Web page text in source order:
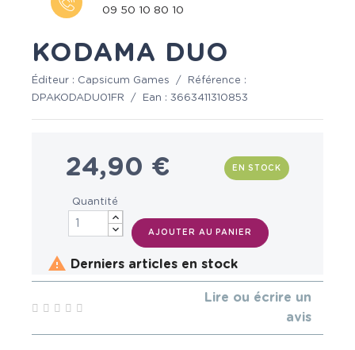
09 50 10 80 10
KODAMA DUO
Éditeur : Capsicum Games /
Référence :
DPAKODADU01FR
/ Ean : 3663411310853
24,90 € EN STOCK
Quantité
AJOUTER AU PANIER
 Derniers articles en stock
Lire ou écrire un
avis